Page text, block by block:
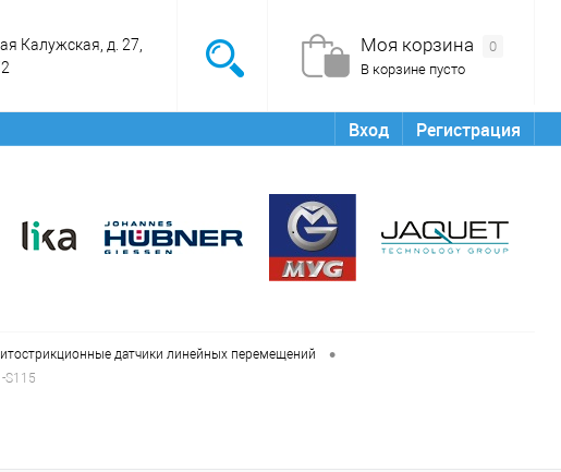
Калужская, д. 27,
Моя корзина
0
В корзине пусто
Вход Регистрация
датчики линейных перемещений •
S115